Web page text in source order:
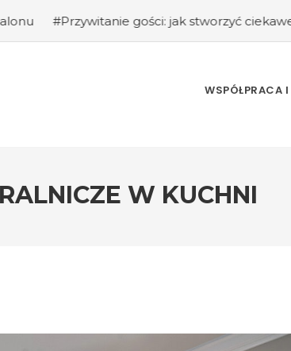
gości: jak stworzyć ciekawe wejście do
WSPÓŁPRACA
W KUCHNI